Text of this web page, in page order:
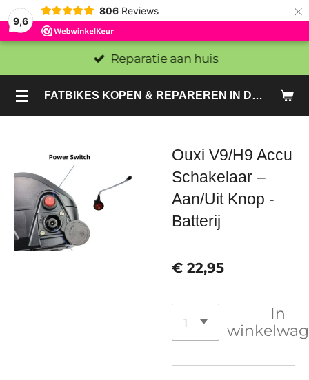
9,6
806 Reviews ×
FATBIKES KOPEN & REPAREREN IN DEN HAAG EN ZOETERMEER - SACHE BIKES
Reparatie aan huis
Ouxi V9/H9 Accu
Schakelaar –
Aan/Uit Knop -
Batterij
€ 22,95
In